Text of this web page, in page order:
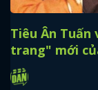
Tiêu Ân Tuấn
trang" mới